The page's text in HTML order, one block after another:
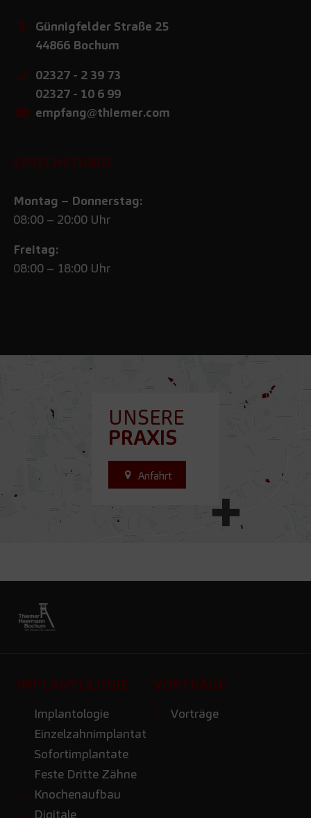
UNSERE
PRAXIS
Anfahrt
Günnigfelder Straße 25
44866 Bochum
02327 - 2 39 73
02327 - 10 6 99
empfang@thiemer.com
SPRECHSTUNDE
Montag – Donnerstag:
08:00 – 20:00 Uhr
Freitag:
08:00 – 18:00 Uhr
IMPLANTOLOGIE
Implantologie
Einzelzahnimplantat
Sofortimplantate
Feste Dritte Zähne
Knochenaufbau
Digitale
VORTRÄGE
Vorträge